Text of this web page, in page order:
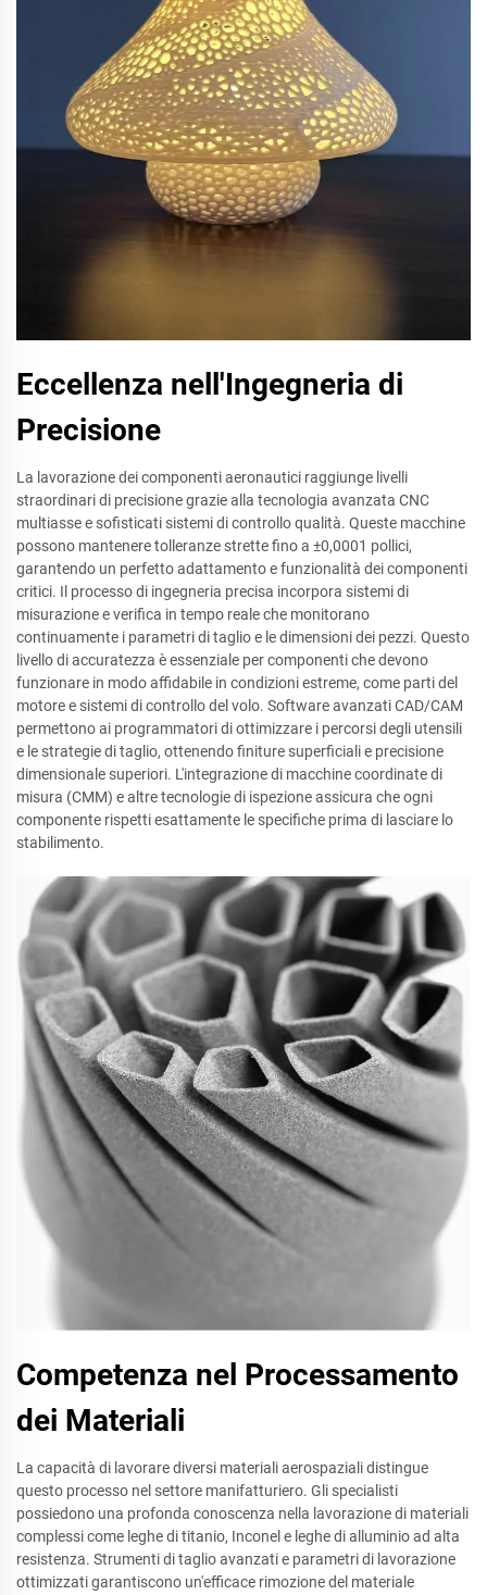
Eccellenza nell'Ingegneria di
Precisione
La lavorazione dei componenti aeronautici raggiunge livelli
straordinari di precisione grazie alla tecnologia avanzata CNC
multiasse e sofisticati sistemi di controllo qualità. Queste macchine
possono mantenere tolleranze strette fino a ±0,0001 pollici,
garantendo un perfetto adattamento e funzionalità dei componenti
critici. Il processo di ingegneria precisa incorpora sistemi di
misurazione e verifica in tempo reale che monitorano
continuamente i parametri di taglio e le dimensioni dei pezzi. Questo
livello di accuratezza è essenziale per componenti che devono
funzionare in modo affidabile in condizioni estreme, come parti del
motore e sistemi di controllo del volo. Software avanzati CAD/CAM
permettono ai programmatori di ottimizzare i percorsi degli utensili
e le strategie di taglio, ottenendo finiture superficiali e precisione
dimensionale superiori. L'integrazione di macchine coordinate di
misura (CMM) e altre tecnologie di ispezione assicura che ogni
componente rispetti esattamente le specifiche prima di lasciare lo
stabilimento.
Competenza nel Processamento
dei Materiali
La capacità di lavorare diversi materiali aerospaziali distingue
questo processo nel settore manifatturiero. Gli specialisti
possiedono una profonda conoscenza nella lavorazione di materiali
complessi come leghe di titanio, Inconel e leghe di alluminio ad alta
resistenza. Strumenti di taglio avanzati e parametri di lavorazione
ottimizzati garantiscono un'efficace rimozione del materiale